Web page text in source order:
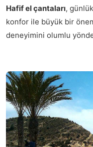
Hafif el çantaları,
konfor ile büyük bir
deneyimini olumlu